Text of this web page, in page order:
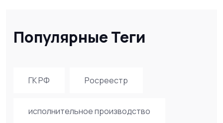
Популярные Теги
ГК РФ Росреестр
исполнительное производство